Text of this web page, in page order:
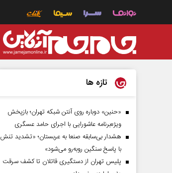
تازه ها
«حنین» دوباره روی آنتن شبکه تهران؛ بازپخش
ویژه‌برنامه عاشورایی با اجرای حامد عسگری
هشدار بی‌سابقه صنعا به عربستان؛ «تشدید تنش
با پاسخ سنگین روبه‌رو می‌شود»
پلیس تهران از دستگیری قاتلان تا کشف سرقت